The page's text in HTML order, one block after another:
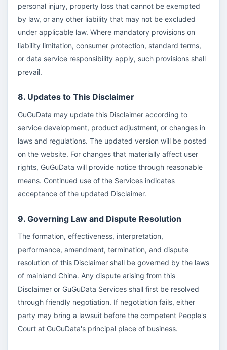
personal injury, property loss that cannot be exempted
by law, or any other liability that may not be excluded
under applicable law. Where mandatory provisions on
liability limitation, consumer protection, standard terms,
or data service responsibility apply, such provisions shall
prevail.
8. Updates to This Disclaimer
GuGuData may update this Disclaimer according to
service development, product adjustment, or changes in
laws and regulations. The updated version will be posted
on the website. For changes that materially affect user
rights, GuGuData will provide notice through reasonable
means. Continued use of the Services indicates
acceptance of the updated Disclaimer.
9. Governing Law and Dispute Resolution
The formation, effectiveness, interpretation,
performance, amendment, termination, and dispute
resolution of this Disclaimer shall be governed by the laws
of mainland China. Any dispute arising from this
Disclaimer or GuGuData Services shall first be resolved
through friendly negotiation. If negotiation fails, either
party may bring a lawsuit before the competent People's
Court at GuGuData's principal place of business.